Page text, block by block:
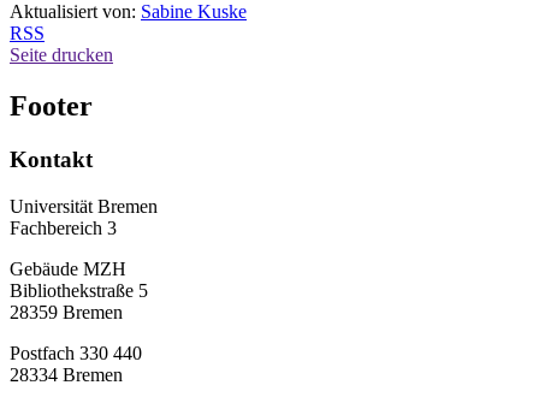
Aktualisiert von: Sabine Kuske
RSS
Seite drucken
Footer
Kontakt
Universität Bremen
Fachbereich 3
Gebäude MZH
Bibliothekstraße 5
28359 Bremen
Postfach 330 440
28334 Bremen